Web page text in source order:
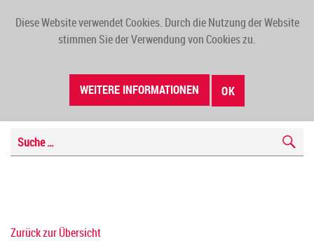
Diese Website verwendet Cookies. Durch die Nutzung der Website
stimmen Sie der Verwendung von Cookies zu.
WEITERE INFORMATIONEN OK
Zurück zur Übersicht